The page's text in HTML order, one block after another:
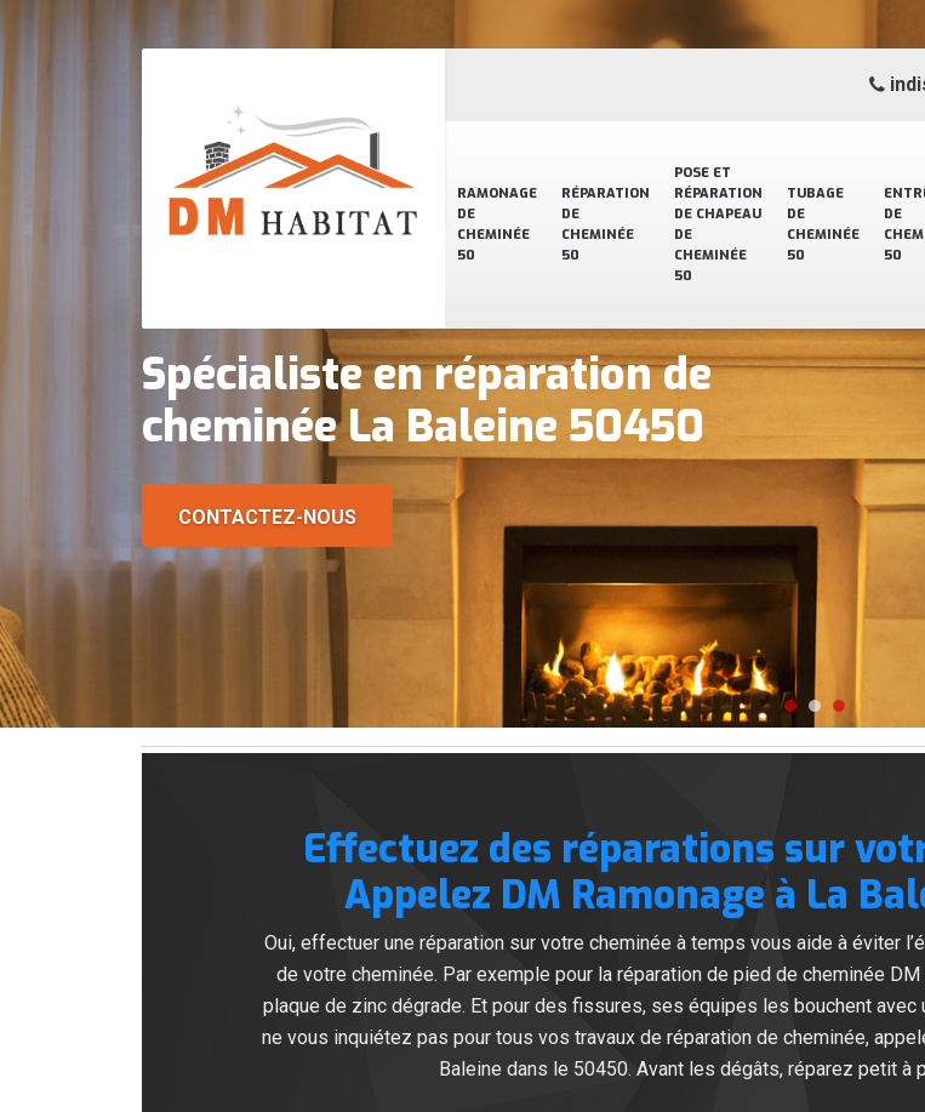
RAMONAGE
DE
CHEMINÉE
50
RÉPARATION
DE
CHEMINÉE
50
POSE ET
RÉPARATION
DE CHAPEAU
DE
CHEMINÉE
50
TUBAGE
DE
CHEMINÉE
50
DE
50
Spécialiste en réparation de
cheminée La Baleine 50450
CONTACTEZ-NOUS
Effectuez des réparations sur
Appelez DM Ramonage à La
Oui, effectuer une réparation sur votre cheminée à temps vous aide à éviter
de votre cheminée. Par exemple pour la réparation de pied de cheminée
plaque de zinc dégrade. Et pour des fissures, ses équipes les bouchent
ne vous inquiétez pas pour tous vos travaux de réparation de cheminée,
Baleine dans le 50450. Avant les dégâts, réparez petit à